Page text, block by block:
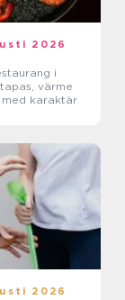
2026
i
karaktär
2026